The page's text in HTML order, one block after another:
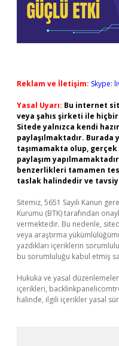
Reklam ve İletişim: Skype:
Yasal Uyarı: Bu internet
veya şahıs şirketi ile
Sitede yalnızca kendi
paylaşılmaktadır.
taşımamakta olup,
paylaşım
benzerlikleri tamamen
taslak halindedir ve
Sitemiz, 5651 Sayılı Kanun
Kurumu (BTK) tarafından
vermektedir. Bu nedenle,
veya araştırma
yazdıkları içeriklerin
bu sorumluluğu kabul etmiş
Hukuka ve yasal
içerikleri,
halinde, ilgili içerikler yasal